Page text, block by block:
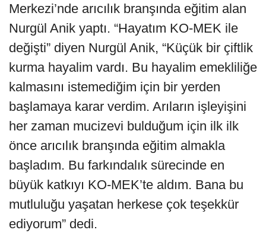
Merkezi’nde arıcılık branşında eğitim alan
Nurgül Anik yaptı. “Hayatım KO-MEK ile
değişti” diyen Nurgül Anik, “Küçük bir çiftlik
kurma hayalim vardı. Bu hayalim emekliliğe
kalmasını istemediğim için bir yerden
başlamaya karar verdim. Arıların işleyişini
her zaman mucizevi bulduğum için ilk ilk
önce arıcılık branşında eğitim almakla
başladım. Bu farkındalık sürecinde en
büyük katkıyı KO-MEK’te aldım. Bana bu
mutluluğu yaşatan herkese çok teşekkür
ediyorum” dedi.